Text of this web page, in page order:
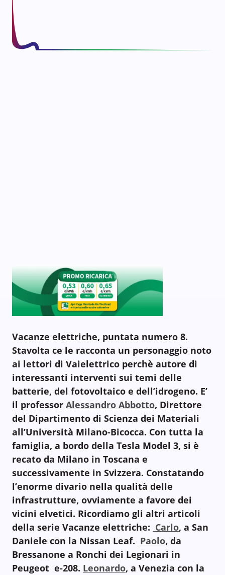
Vacanze elettriche, puntata numero 8.
Stavolta ce le racconta un personaggio noto
ai lettori di Vaielettrico perchè autore di
interessanti interventi sui temi delle
batterie, del fotovoltaico e dell’idrogeno. E’
il professor Alessandro Abbotto, Direttore
del Dipartimento di Scienza dei Materiali
all’Università Milano-Bicocca. Con tutta la
famiglia, a bordo della Tesla Model 3, si è
recato da Milano in Toscana e
successivamente in Svizzera. Constatando
l’enorme divario nella qualità delle
infrastrutture, ovviamente a favore dei
vicini elvetici. Ricordiamo gli altri articoli
della serie Vacanze elettriche: Carlo, a San
Daniele con la Nissan Leaf. Paolo, da
Bressanone a Ronchi dei Legionari in
Peugeot e-208. Leonardo, a Venezia con la